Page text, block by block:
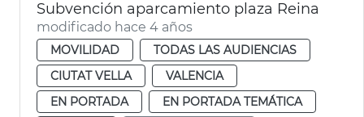
Subvención aparcamiento plaza Reina
modificado hace 4 años
MOVILIDAD
TODAS LAS AUDIENCIAS
CIUTAT VELLA
VALENCIA
EN PORTADA
EN PORTADA TEMÁTICA